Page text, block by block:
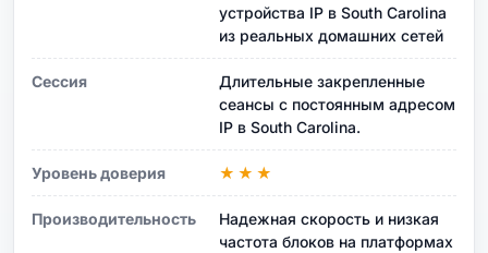
устройства IP в South Carolina
из реальных домашних сетей
Сессия
Длительные закрепленные
сеансы с постоянным адресом
IP в South Carolina.
Уровень доверия ★★★
Производительность
Надежная скорость и низкая
частота блоков на платформах